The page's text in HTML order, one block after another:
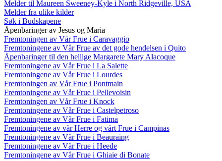
Melder til Maureen Sweeney-Kyle i North Ridgeville, USA
Melder fra ulike kilder
Søk i Budskapene
Åpenbaringer av Jesus og Maria
Fremtoningen av Vår Frue i Caravaggio
Fremtoningene av Vår Frue av det gode hendelsen i Quito
Åpenbaringer til den hellige Margarete Mary Alacoque
Fremtoningene av Vår Frue i La Salette
Fremtoningene av Vår Frue i Lourdes
Fremtoningen av Vår Frue i Pontmain
Fremtoningene av Vår Frue i Pellevoisin
Fremtoningen av Vår Frue i Knock
Fremtoningene av Vår Frue i Castelpetroso
Fremtoningene av Vår Frue i Fatima
Fremtoningene av vår Herre og vårt Frue i Campinas
Fremtoningene av Vår Frue i Beauraing
Fremtoningene av Vår Frue i Heede
Fremtoningene av Vår Frue i Ghiaie di Bonate